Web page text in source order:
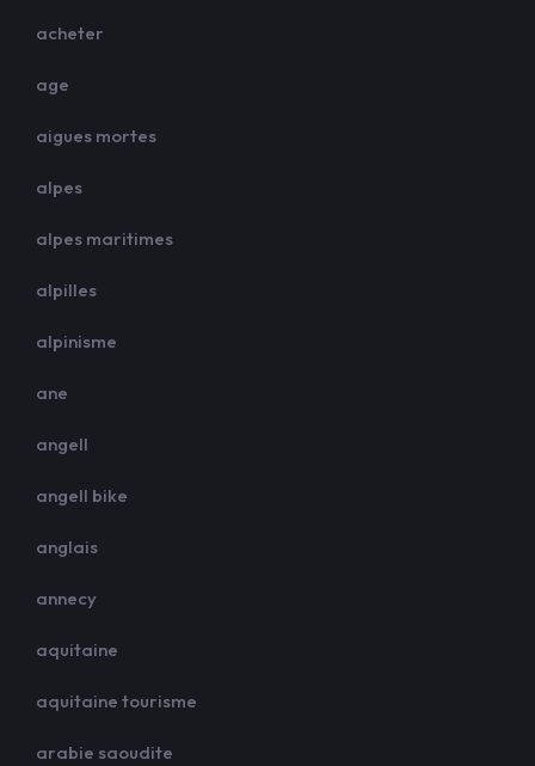
acheter
age
aigues mortes
alpes
alpes maritimes
alpilles
alpinisme
ane
angell
angell bike
anglais
annecy
aquitaine
aquitaine tourisme
arabie saoudite